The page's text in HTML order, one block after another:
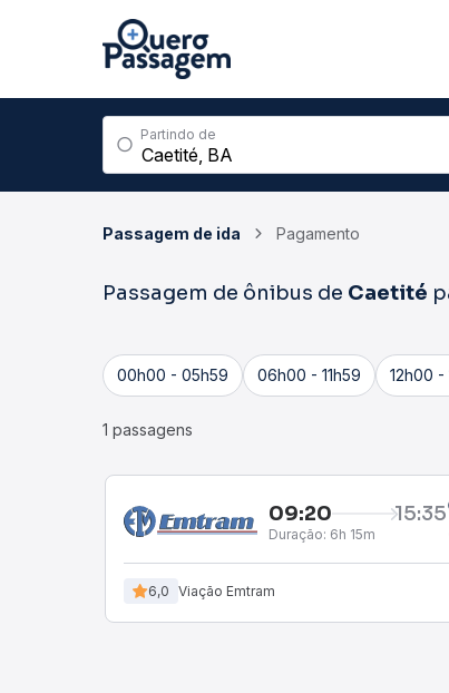
Partindo de
Passagem de ida Pagamento
Passagem de ônibus de Caetité
00h00 - 05h59 06h00 - 11h59 12h00 -
1 passagens
09:20 15:35
Duração: 6h 15m
6,0 Viação Emtram